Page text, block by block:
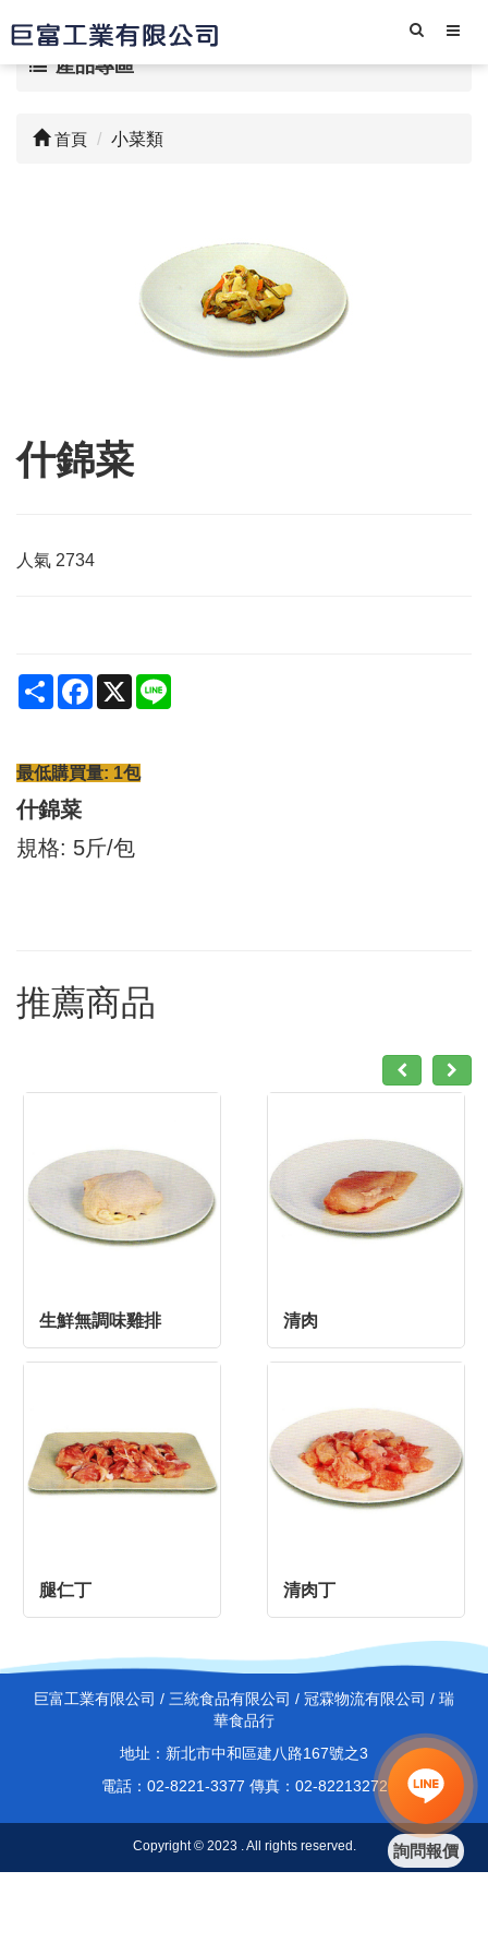
產品專區
首頁 小菜類
什錦菜
人氣 2734
Share Facebook
X
最低購買量: 1包
什錦菜
規格: 5斤/包
推薦商品
生鮮無調味雞排 清肉
腿仁丁 清肉丁
巨富工業有限公司 / 三統食品有限公司 / 冠霖物流有限公司 / 瑞
華食品行
地址：新北市中和區建八路167號之3
電話：02-8221-3377 傳真：02-82213272
Copyright © 2023 . All rights reserved. 詢問報價